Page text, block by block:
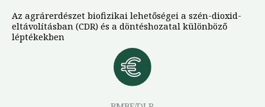
Az agrárerdészet biofizikai lehetőségei a szén-dioxid-
eltávolításban (CDR) és a döntéshozatal különböző
léptékekben